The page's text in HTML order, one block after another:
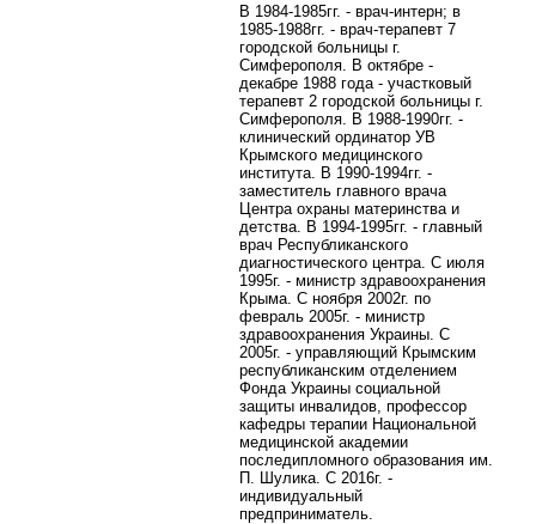
В 1984-1985гг. - врач-интерн; в
1985-1988гг. - врач-терапевт 7
городской больницы г.
Симферополя. В октябре -
декабре 1988 года - участковый
терапевт 2 городской больницы г.
Симферополя. В 1988-1990гг. -
клинический ординатор УВ
Крымского медицинского
института. В 1990-1994гг. -
заместитель главного врача
Центра охраны материнства и
детства. В 1994-1995гг. - главный
врач Республиканского
диагностического центра. С июля
1995г. - министр здравоохранения
Крыма. С ноября 2002г. по
февраль 2005г. - министр
здравоохранения Украины. С
2005г. - управляющий Крымским
республиканским отделением
Фонда Украины социальной
защиты инвалидов, профессор
кафедры терапии Национальной
медицинской академии
последипломного образования им.
П. Шулика. С 2016г. -
индивидуальный
предприниматель.